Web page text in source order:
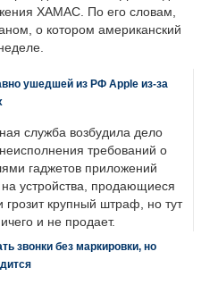
ХАМАС. По его словам,
о котором американский
ушедшей из РФ Apple из-за
служба возбудила дело
требований о
гаджетов приложений
устройства, продающиеся
крупный штраф, но тут
и не продает.
звонки без маркировки, но